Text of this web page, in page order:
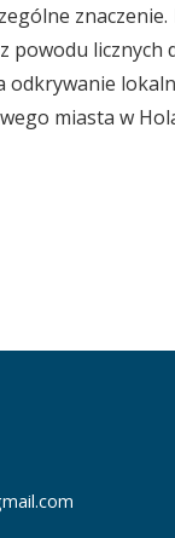
powodu licznych
odkrywanie
miasta w